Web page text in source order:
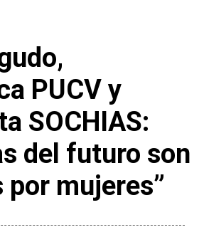
PUCV y
SOCHIAS:
del futuro son
por mujeres”